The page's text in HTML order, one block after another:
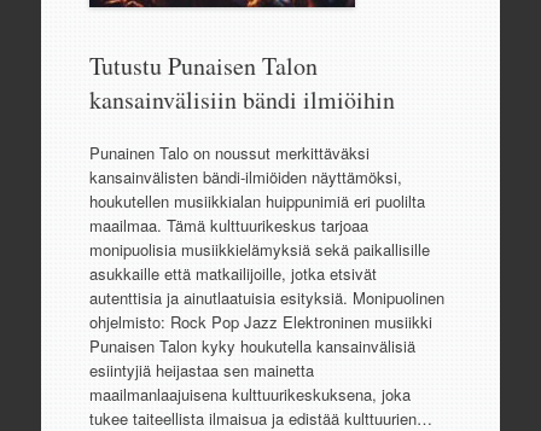
Tutustu Punaisen Talon
kansainvälisiin bändi ilmiöihin
Punainen Talo on noussut merkittäväksi
kansainvälisten bändi-ilmiöiden näyttämöksi,
houkutellen musiikkialan huippunimiä eri puolilta
maailmaa. Tämä kulttuurikeskus tarjoaa
monipuolisia musiikkielämyksiä sekä paikallisille
asukkaille että matkailijoille, jotka etsivät
autenttisia ja ainutlaatuisia esityksiä. Monipuolinen
ohjelmisto: Rock Pop Jazz Elektroninen musiikki
Punaisen Talon kyky houkutella kansainvälisiä
esiintyjiä heijastaa sen mainetta
maailmanlaajuisena kulttuurikeskuksena, joka
tukee taiteellista ilmaisua ja edistää kulttuurien…